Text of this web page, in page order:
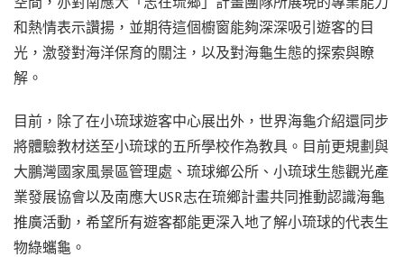
和熱情表示讚揚，並期待這個櫥窗能夠深深吸引遊客的目
光，激發對海洋保育的關注，以及對海龜生態的探索與瞭
解。
目前，除了在小琉球遊客中心展出外，世界海龜介紹還同步
將體驗教材送至小琉球的五所學校作為教具。目前更規劃與
大鵬灣國家風景區管理處、琉球鄉公所、小琉球生態觀光產
業發展協會以及南應大USR志在琉鄉計畫共同推動認識海龜
推廣活動，希望所有遊客都能更深入地了解小琉球的代表生
物綠蠵龜。